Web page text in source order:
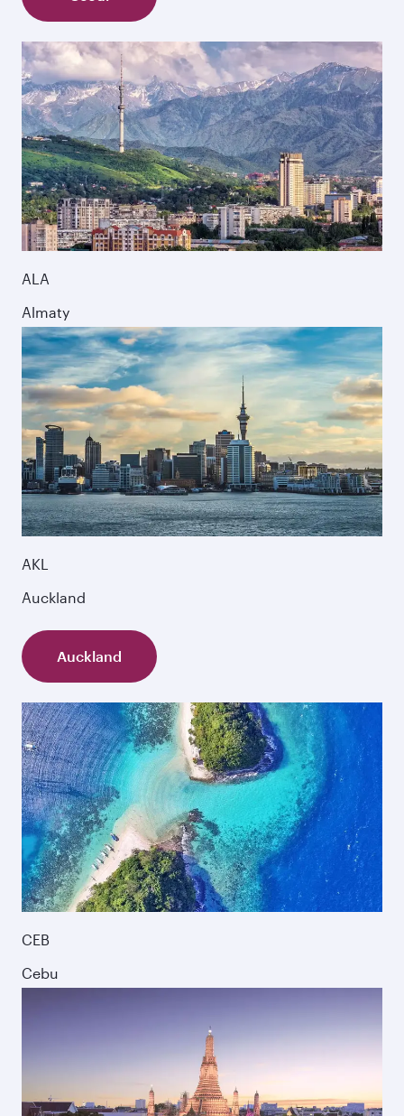
ALA
Almaty
AKL
Auckland
Auckland
CEB
Cebu